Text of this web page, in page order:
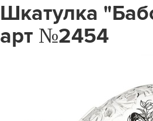
Шкатулка
арт №2454